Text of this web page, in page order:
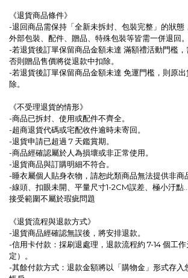
《退貨商品條件》
-退回商品需保持「全新未拆封、包裝完整」的狀態
外部包裝、配件、贈品、特殊包裝等皆需一併退回。
-若退貨後訂單保留商品金額未達 滿額禮活動門檻，
否則贈品售價將從退款中扣除。
-若退貨後訂單保留商品金額未達 免運門檻，則原
除。
《不受理退貨的情形》
-商品已拆封、使用或配件不齊全。
-超商退貨代碼或宅配收件逾時未寄回。
-退貨申請已超過 7 天鑑賞期。
-商品經確認屬於人為損壞或非正常使用。
-退貨商品與訂購明細不符合。
-睡衣屬個人貼身衣物，請恕此類商品無法提供非商
-線頭、扣眼未開、平量尺寸1-2CM誤差、極小汙點
接受範圍不屬於瑕疵問題
《退貨流程與退款方式》
-退貨商品經確認無誤後，將安排退款。
-信用卡付款：採刷退處理，退款流程約 7-14 個工
定）。
-其餘付款方式：退款金額將以「購物金」形式存